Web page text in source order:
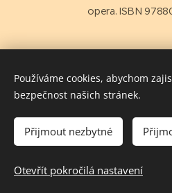
opera. ISBN
Vytvořeno službou
Používáme cookies, abychom
bezpečnost našich stránek.
Přijmout nezbytné
Otevřít pokročilá nastavení